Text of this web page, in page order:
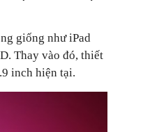
giống như iPad
Thay vào đó, thiết
inch hiện tại.